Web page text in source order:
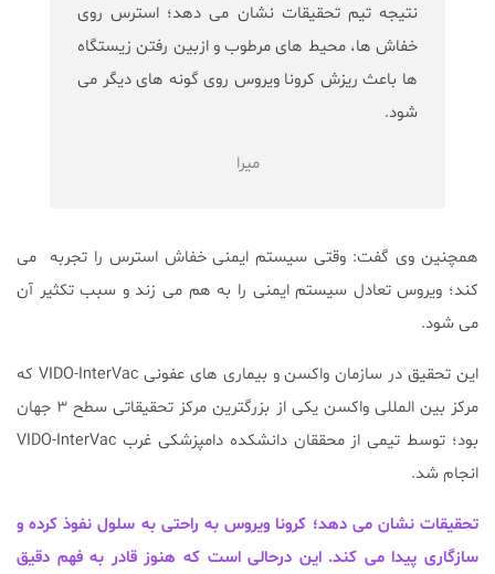
نتیجه تیم تحقیقات نشان می دهد؛ استرس روی
خفاش ها، محیط های مرطوب و ازبین رفتن زیستگاه
ها باعث ریزش کرونا ویروس روی گونه های دیگر می
شود.
میرا
همچنین وی گفت: وقتی سیستم ایمنی خفاش استرس را تجربه می
کند؛ ویروس تعادل سیستم ایمنی را به هم می زند و سبب تکثیر آن
می شود.
این تحقیق در سازمان واکسن و بیماری های عفونی VIDO-InterVac که
مرکز بین المللی واکسن یکی از بزرگترین مرکز تحقیقاتی سطح ۳ جهان
بود؛ توسط تیمی از محققان دانشکده دامپزشکی غرب VIDO-InterVac
انجام شد.
تحقیقات نشان می دهد؛ کرونا ویروس به راحتی به سلول نفوذ کرده و
سازگاری پیدا می کند. این درحالی است که هنوز قادر به فهم دقیق